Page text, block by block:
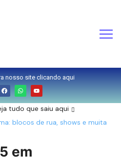
nosso site clicando aqui
tudo que saiu aqui
blocos de rua, shows e muita
em